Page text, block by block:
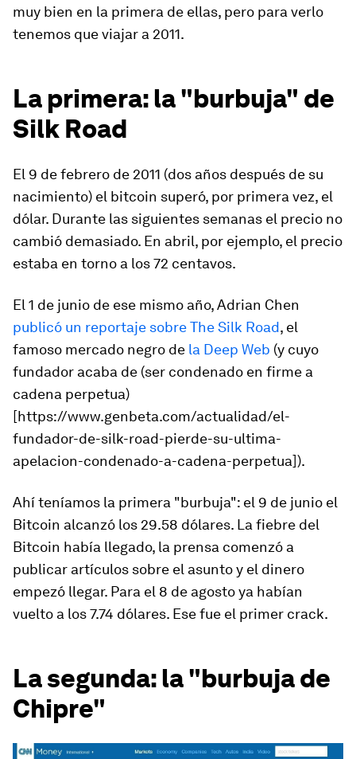
muy bien en la primera de ellas, pero para verlo
tenemos que viajar a 2011.
La primera: la "burbuja" de
Silk Road
El 9 de febrero de 2011 (dos años después de su
nacimiento) el bitcoin superó, por primera vez, el
dólar. Durante las siguientes semanas el precio no
cambió demasiado. En abril, por ejemplo, el precio
estaba en torno a los 72 centavos.
El 1 de junio de ese mismo año, Adrian Chen
publicó un reportaje sobre The Silk Road, el
famoso mercado negro de la Deep Web (y cuyo
fundador acaba de (ser condenado en firme a
cadena perpetua)
[https://www.genbeta.com/actualidad/el-
fundador-de-silk-road-pierde-su-ultima-
apelacion-condenado-a-cadena-perpetua]).
Ahí teníamos la primera "burbuja": el 9 de junio el
Bitcoin alcanzó los 29.58 dólares. La fiebre del
Bitcoin había llegado, la prensa comenzó a
publicar artículos sobre el asunto y el dinero
empezó llegar. Para el 8 de agosto ya habían
vuelto a los 7.74 dólares. Ese fue el primer crack.
La segunda: la "burbuja de
Chipre"